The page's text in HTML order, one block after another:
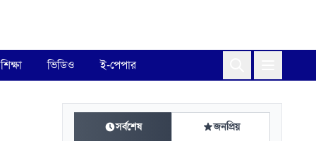
শিক্ষা ভিডিও ই-পেপার
সর্বশেষ জনপ্রিয়